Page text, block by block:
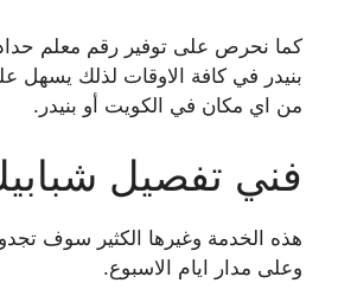
كما نحرص على توفير رقم معلم
بنيدر في كافة الاوقات لذلك يسهل
من اي مكان في الكويت أو بنيدر.
فني تفصيل
هذه الخدمة وغيرها الكثير سوف
وعلى مدار ايام الاسبوع.